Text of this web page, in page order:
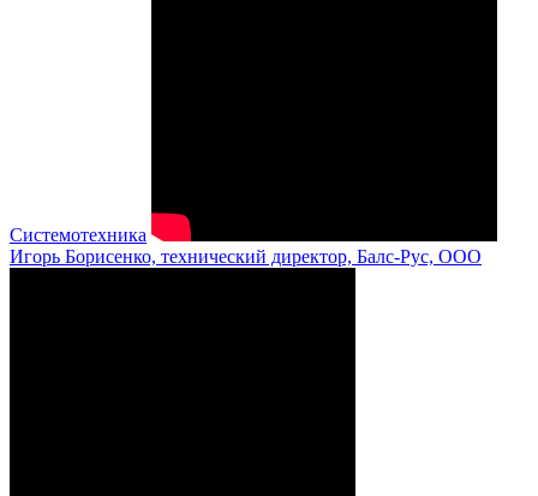
Системотехника
Игорь Борисенко, технический директор, Балс-Рус, ООО